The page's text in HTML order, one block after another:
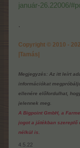
január-26.22006/
.
Copyright © 2010 -
|Tamás|
Megjegyzés: Az itt leírt
információkat
ellenére előfordulhat,
jelennek meg.
A Bigpoint GmbH, a
jogot a játékban szereplő
nélkül is.
4.5.22